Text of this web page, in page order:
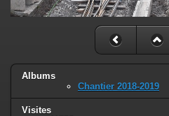
Albums
Chantier 2018-2019
Visites